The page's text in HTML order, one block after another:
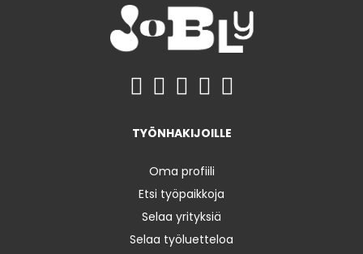
TYÖNHAKIJOILLE
Oma profiili
Etsi työpaikkoja
Selaa yrityksiä
Selaa työluetteloa